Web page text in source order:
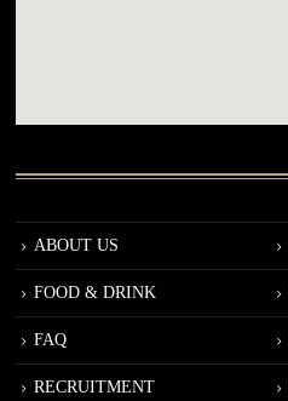
ABOUT US
FOOD & DRINK
FAQ
RECRUITMENT